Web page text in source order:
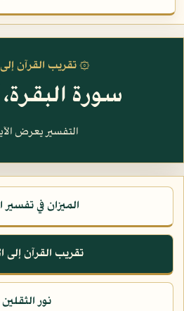
۞ تقريب القرآن
سورة البقرة،
التفسير يعرض الآية
الميزان في تفسير
تقريب القرآن إلى
نور الثقلين